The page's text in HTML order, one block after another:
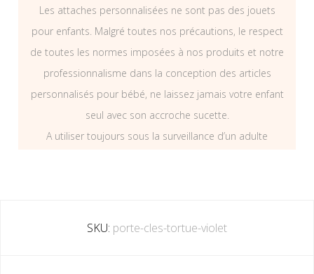
Les attaches personnalisées ne sont pas des jouets
pour enfants. Malgré toutes nos précautions, le respect
de toutes les normes imposées à nos produits et notre
professionnalisme dans la conception des articles
personnalisés pour bébé, ne laissez jamais votre enfant
seul avec son accroche sucette.
A utiliser toujours sous la surveillance d’un adulte
SKU: porte-cles-tortue-violet